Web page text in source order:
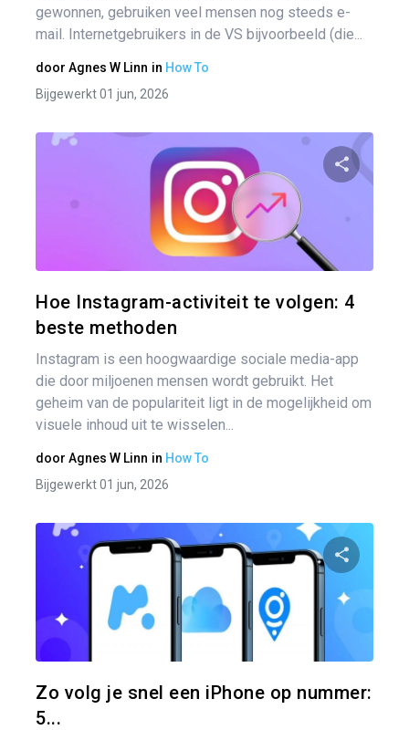
gewonnen, gebruiken veel mensen nog steeds e-
mail. Internetgebruikers in de VS bijvoorbeeld (die...
door Agnes W Linn in How To
Bijgewerkt 01 jun, 2026
Hoe Instagram-activiteit te volgen: 4
beste methoden
Instagram is een hoogwaardige sociale media-app
die door miljoenen mensen wordt gebruikt. Het
geheim van de populariteit ligt in de mogelijkheid om
visuele inhoud uit te wisselen...
door Agnes W Linn in How To
Bijgewerkt 01 jun, 2026
Zo volg je snel een iPhone op nummer:
5...